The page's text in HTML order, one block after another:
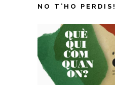
NO T’HO PERDIS!